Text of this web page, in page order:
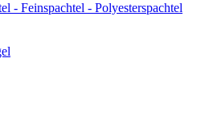
- Feinspachtel - Polyesterspachtel